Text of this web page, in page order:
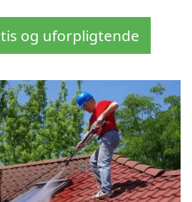
og uforpligtende